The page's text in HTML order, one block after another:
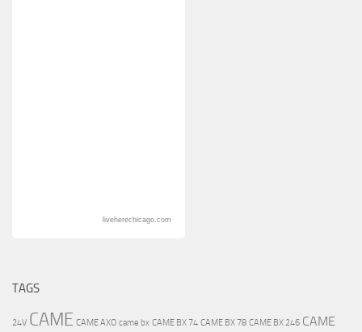
liveherechicago.com
TAGS
24V CAME CAME AXO came bx CAME BX 74 CAME BX 78 CAME BX 246 CAME